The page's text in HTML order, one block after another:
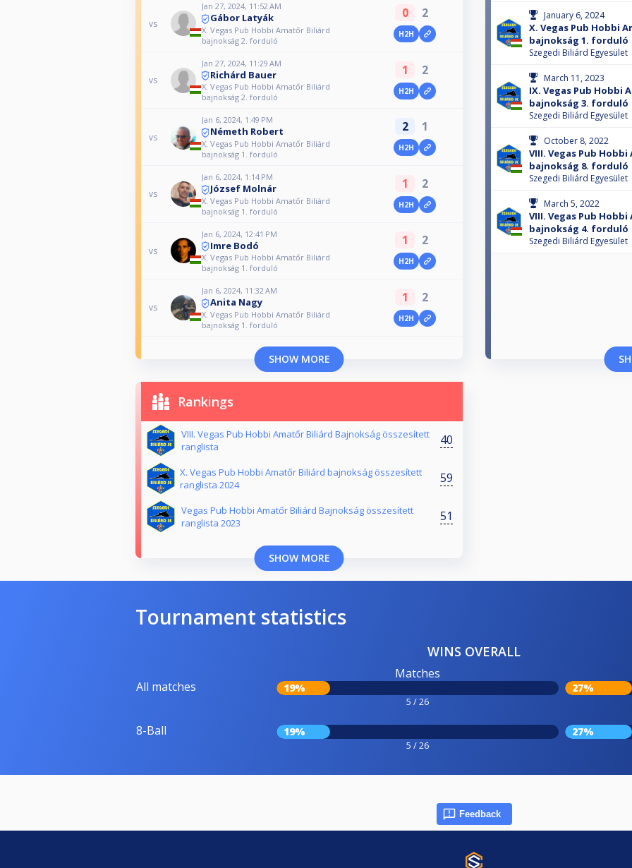
vs
Jan 27, 2024, 11:52 AM
Gábor Latyák
X. Vegas Pub Hobbi Amatőr Biliárd
bajnokság 2. forduló
0 2
H2H
vs
Jan 27, 2024, 11:29 AM
Richárd Bauer
X. Vegas Pub Hobbi Amatőr Biliárd
bajnokság 2. forduló
1 2
H2H
vs
Jan 6, 2024, 1:49 PM
Németh Robert
X. Vegas Pub Hobbi Amatőr Biliárd
bajnokság 1. forduló
2 1
H2H
vs
Jan 6, 2024, 1:14 PM
József Molnár
X. Vegas Pub Hobbi Amatőr Biliárd
bajnokság 1. forduló
1 2
H2H
vs
Jan 6, 2024, 12:41 PM
Imre Bodó
X. Vegas Pub Hobbi Amatőr Biliárd
bajnokság 1. forduló
1 2
H2H
vs
Jan 6, 2024, 11:32 AM
Anita Nagy
X. Vegas Pub Hobbi Amatőr Biliárd
bajnokság 1. forduló
1 2
H2H
SHOW MORE
January 6, 2024
X. Vegas Pub Hobbi
bajnokság 1. forduló
Szegedi Biliárd Egyesület
March 11, 2023
IX. Vegas Pub Hobbi
bajnokság 3. forduló
Szegedi Biliárd Egyesület
October 8, 2022
VIII. Vegas Pub
bajnokság 8. forduló
Szegedi Biliárd Egyesület
March 5, 2022
VIII. Vegas Pub
bajnokság 4. forduló
Szegedi Biliárd Egyesület
Rankings
VIII. Vegas Pub Hobbi Amatőr Biliárd Bajnokság összesített
ranglista
40
X. Vegas Pub Hobbi Amatőr Biliárd bajnokság összesített
ranglista 2024
59
Vegas Pub Hobbi Amatőr Biliárd Bajnokság összesített
ranglista 2023
51
SHOW MORE
Tournament statistics
WINS OVERALL
All matches
Matches
19%
5 / 26
27%
8-Ball 19%
5 / 26
27%
Feedback